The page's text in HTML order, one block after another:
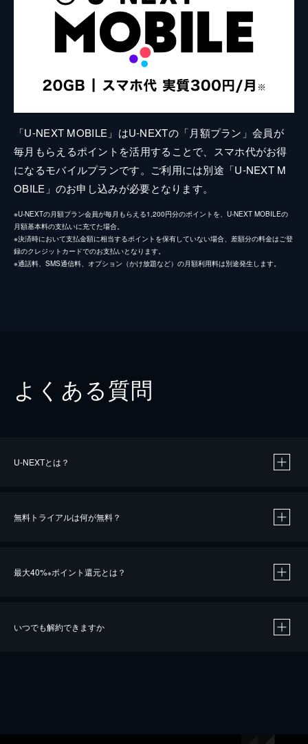
「U-NEXT MOBILE」はU-NEXTの「月額プラン」会員が
毎月もらえるポイントを活用することで、スマホ代がお得
になるモバイルプランです。ご利用には別途「U-NEXT M
OBILE」のお申し込みが必要となります。
※U-NEXTの月額プラン会員が毎月もらえる1,200円分のポイントを、U-NEXT MOBILEの
月額基本料の支払いに充てた場合。
※決済時において支払金額に相当するポイントを保有していない場合、差額分の料金はご登
録のクレジットカードでのお支払いとなります。
※通話料、SMS通信料、オプション（かけ放題など）の月額利用料は別途発生します。
よくある質問
U-NEXTとは？
無料トライアルは何が無料？
最大40%※ポイント還元とは？
いつでも解約できますか